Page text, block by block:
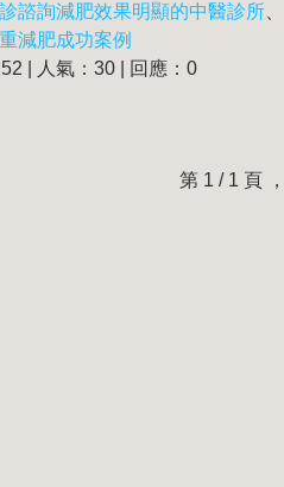
諮詢減肥效果明顯的中醫診所
減肥成功案例
| 人氣：30 | 回應：0
第 1 / 1